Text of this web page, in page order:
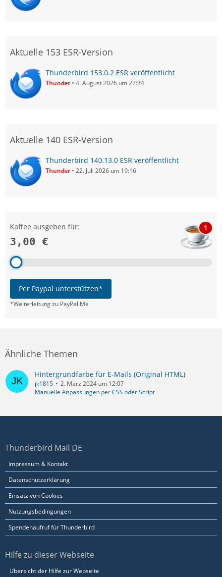
Aktuelle 153 ESR-Version
Thunderbird 153.0.2 ESR veröffentlicht
Thunder 4. August 2026 um 22:34
Aktuelle 140 ESR-Version
Thunderbird 140.13.0 ESR veröffentlicht
Thunder 22. Juli 2026 um 19:16
Kaffee ausgeben für:
3,00 €
1
Per Paypal unterstützen*
*Weiterleitung zu PayPal.Me
Ähnliche Themen
Hintergrundfarbe für E-Mails (Original HTML)
jk1815
2. März 2024 um 12:07
Manuelle Anpassungen per CSS oder Script
Thunderbird Mail DE
Impressum & Kontakt
Datenschutzerklärung
Einsatz von Cookies
Nutzungsbedingungen
Spendenaufruf für Thunderbird
Hilfe zu dieser Webseite
Übersicht der Hilfe zur Webseite